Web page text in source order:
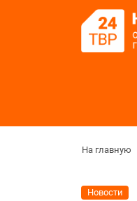
На главную
Новости